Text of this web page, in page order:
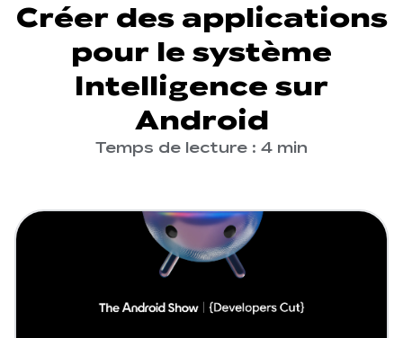
Créer des applications
pour le système
Intelligence sur
Android
Temps de lecture : 4 min